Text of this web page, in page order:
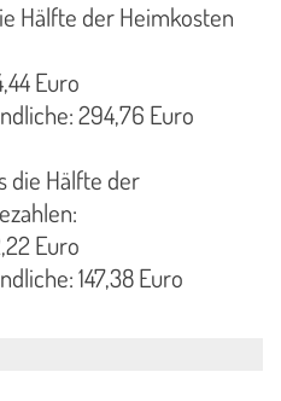
Hälfte der Heimkosten
Euro
294,76 Euro
die Hälfte der
Euro
147,38 Euro